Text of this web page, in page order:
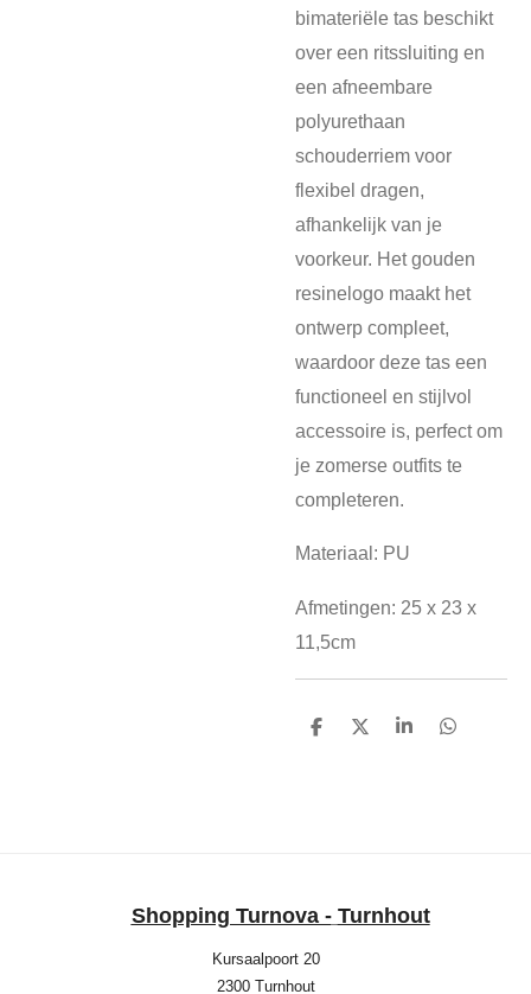
bimateriële tas beschikt
over een ritssluiting en
een afneembare
polyurethaan
schouderriem voor
flexibel dragen,
afhankelijk van je
voorkeur. Het gouden
resinelogo maakt het
ontwerp compleet,
waardoor deze tas een
functioneel en stijlvol
accessoire is, perfect om
je zomerse outfits te
completeren.
Materiaal: PU
Afmetingen: 25 x 23 x
11,5cm
D
D
S
D
Shopping Turnova - Turnhout
Kursaalpoort 20
2300 Turnhout